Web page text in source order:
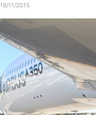
18/11/2015